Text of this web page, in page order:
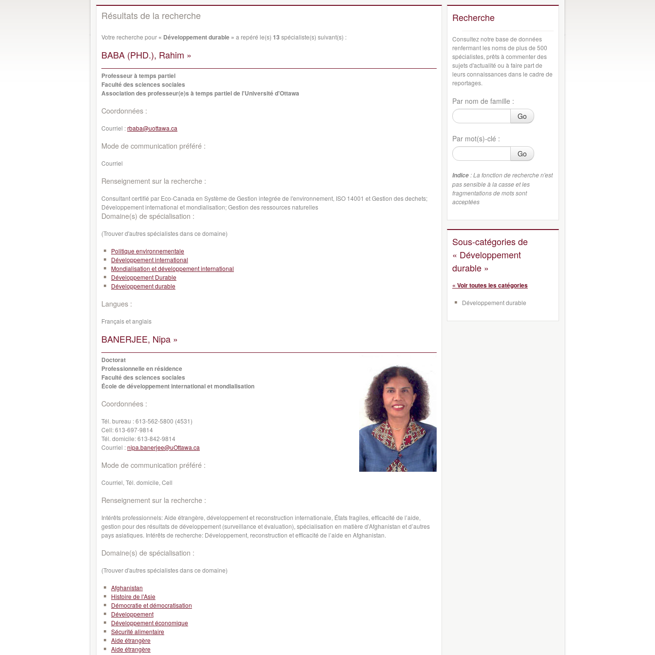
Résultats de la recherche
Votre recherche pour « Développement durable » a repéré le(s) 13 spécialiste(s) suivant(s) :
BABA (PHD.), Rahim »
Professeur à temps partiel
Faculté des sciences sociales
Association des professeur(e)s à temps partiel de l'Université d'Ottawa
Coordonnées :
Courriel :rbaba@uottawa.ca
Mode de communication préféré :
Courriel
Renseignement sur la recherche :
Consultant certifié par Eco-Canada en Système de Gestion integrée de l'environnement, ISO 14001 et Gestion des dechets;
Développement international et mondialisation; Gestion des ressources naturelles
Domaine(s) de spécialisation :
(Trouver d'autres spécialistes dans ce domaine)
Politique environnementale
Développement international
Mondialisation et développement international
Développement Durable
Développement durable
Langues :
Français et anglais
BANERJEE, Nipa »
Doctorat
Professionnelle en résidence
Faculté des sciences sociales
École de développement international et mondialisation
Coordonnées :
Tél. bureau :613-562-5800 (4531)
Cell:613-697-9814
Tél. domicile:613-842-9814
Courriel :nipa.banerjee@uOttawa.ca
Mode de communication préféré :
Courriel, Tél. domicile, Cell
Renseignement sur la recherche :
Intérêts professionnels: Aide étrangère, développement et reconstruction internationale, États fragiles, efficacité de l’aide,
gestion pour des résultats de développement (surveillance et évaluation), spécialisation en matière d’Afghanistan et d’autres
pays asiatiques. Intérêts de recherche: Développement, reconstruction et efficacité de l’aide en Afghanistan.
Domaine(s) de spécialisation :
(Trouver d'autres spécialistes dans ce domaine)
Afghanistan
Histoire de l'Asie
Démocratie et démocratisation
Développement
Développement économique
Sécurité alimentaire
Aide étrangère
Aide étrangère
Recherche
Consultez notre base de données
renfermant les noms de plus de 500
spécialistes, prêts à commenter des
sujets d'actualité ou à faire part de
leurs connaissances dans le cadre de
reportages.
Par nom de famille :
Go
Par mot(s)-clé :
Go
Indice : La fonction de recherche n'est
pas sensible à la casse et les
fragmentations de mots sont
acceptées
Sous-catégories de
« Développement
durable »
« Voir toutes les catégories
Développement durable